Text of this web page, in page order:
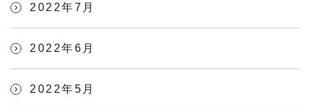
2022年7月
2022年6月
2022年5月